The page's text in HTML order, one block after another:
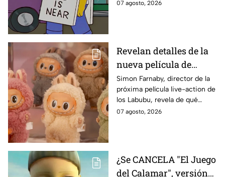
declaración
07 agosto, 2026
Revelan detalles de la
nueva película de
Labubu: de qué tratará
y cuándo se estrena
Simon Farnaby, director de la
próxima película live-action de
los Labubu, revela de qué
tratará la cinta. Aquí te
07 agosto, 2026
¿Se CANCELA "El Juego
del Calamar", versión